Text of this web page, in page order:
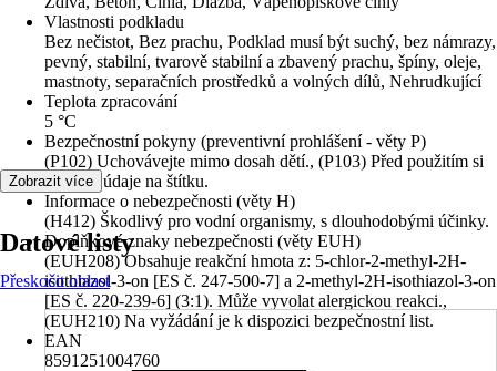
Vlastnosti podkladu
Bez nečistot, Bez prachu, Podklad musí být suchý, bez námrazy,
pevný, stabilní, tvarově stabilní a zbavený prachu, špíny, oleje,
mastnoty, separačních prostředků a volných dílů, Nehrudkující
Teplota zpracování
5 °C
Bezpečnostní pokyny (preventivní prohlášení - věty P)
(P102) Uchovávejte mimo dosah dětí., (P103) Před použitím si
přečtěte údaje na štítku.
Informace o nebezpečnosti (věty H)
(H412) Škodlivý pro vodní organismy, s dlouhodobými účinky.
Doplňkové znaky nebezpečnosti (věty EUH)
(EUH208) Obsahuje reakční hmota z: 5-chlor-2-methyl-2H-
isothiazol-3-on [ES č. 247-500-7] a 2-methyl-2H-isothiazol-3-on
[ES č. 220-239-6] (3:1). Může vyvolat alergickou reakci.,
(EUH210) Na vyžádání je k dispozici bezpečnostní list.
EAN
8591251004760
Zobrazit více
Datové listy
Přeskočit oblast